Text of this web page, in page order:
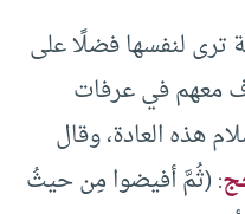
ترى لنفسها فضلًا على
معهم في عرفات
هذه العادة، وقال
: (ثُمَّ أفيضوا مِن حيثُ